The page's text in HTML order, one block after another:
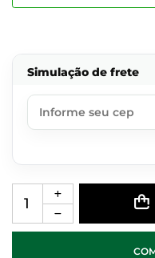
Simulação de frete